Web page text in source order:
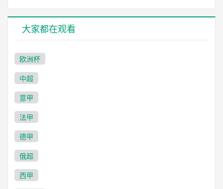
大家都在观看
欧洲杯
中超
意甲
法甲
德甲
俄超
西甲